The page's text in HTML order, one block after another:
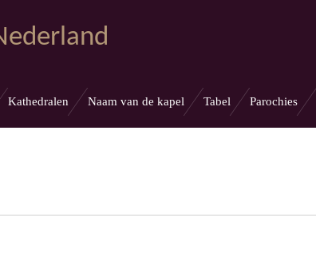
Kathedralen Naam van de kapel Tabel Parochies